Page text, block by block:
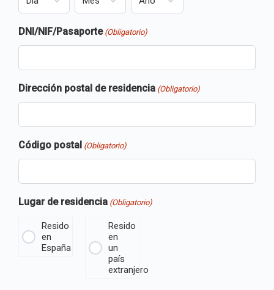
DNI/NIF/Pasaporte (Obligatorio)
Dirección postal de residencia (Obligatorio)
Código postal (Obligatorio)
Lugar de residencia (Obligatorio)
Resido
en
España
Resido
en
un
país
extranjero